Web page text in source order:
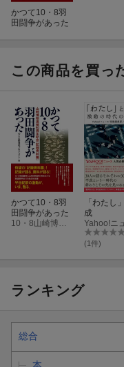
かつて10・8羽
田闘争があった
この商品を買っ
かつて10・8羽
田闘争があった
「わたし
成
(1件)
ランキング
総合